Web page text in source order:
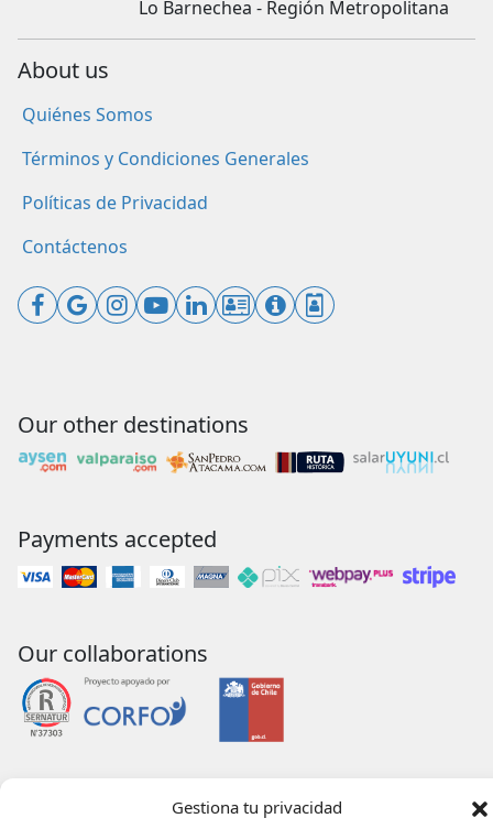
Gestiona tu privacidad
Lo Barnechea - Región Metropolitana
About us
Quiénes Somos
Términos y Condiciones Generales
Políticas de Privacidad
Contáctenos
Our other destinations
Payments accepted
Our collaborations